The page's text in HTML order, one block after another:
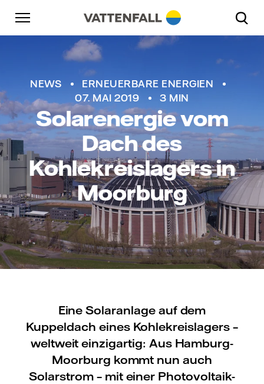
Überspringen
Zurück zur Hauptnavigation
Gehe zur Fußzeile
NEWS
ERNEUERBARE ENERGIEN
07. MAI 2019
3 MIN
Solarenergie vom
Dach des
Kohlekreislagers in
Moorburg
Eine Solaranlage auf dem
Kuppeldach eines Kohlekreislagers –
weltweit einzigartig: Aus Hamburg-
Moorburg kommt nun auch
Solarstrom – mit einer Photovoltaik-
Zurück zur Hauptnavigation